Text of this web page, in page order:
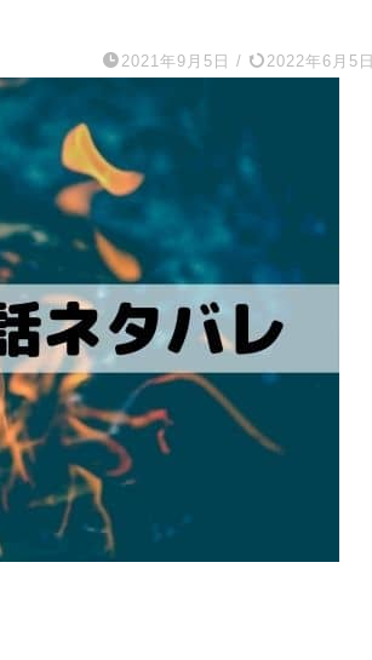
2021年9月5日 / 2022年6月5日